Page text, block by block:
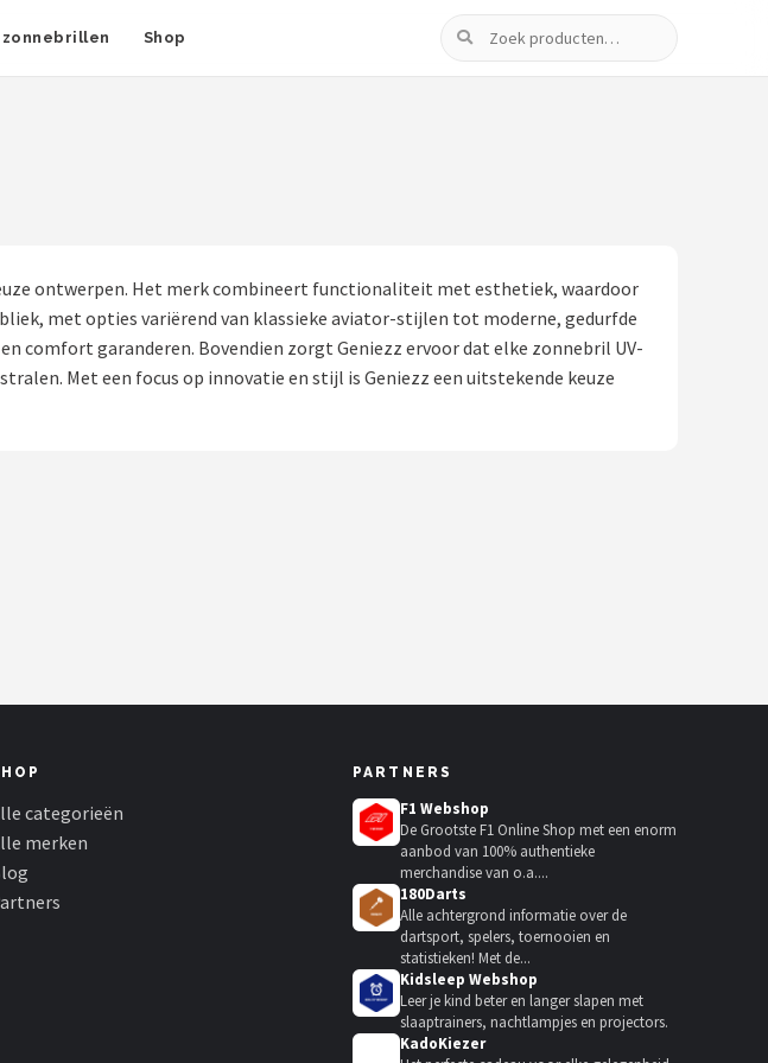
zonnebrillen Shop
Zoeken
ontwerpen. Het merk combineert functionaliteit met esthetiek, waardoor
met opties variërend van klassieke aviator-stijlen tot moderne, gedurfde
comfort garanderen. Bovendien zorgt Geniezz ervoor dat elke zonnebril UV-
Met een focus op innovatie en stijl is Geniezz een uitstekende keuze
categorieën
merken
PARTNERS
F1 Webshop
De Grootste F1 Online Shop met een enorm
aanbod van 100% authentieke
merchandise van o.a....
180Darts
Alle achtergrond informatie over de
dartsport, spelers, toernooien en
statistieken! Met de...
Kidsleep Webshop
Leer je kind beter en langer slapen met
slaaptrainers, nachtlampjes en projectors.
KadoKiezer